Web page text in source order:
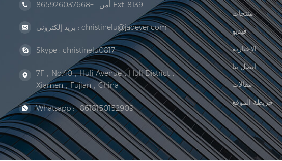
أمن : +865926037668 Ext. 8139
بريد إلكتروني : christinelu@jadever.com
Skype : christinelu0817
7F，No.40，Huli Avenue，Huli District，
Xiamen，Fujian，China
Whatsapp :+8618150152909
منتجات
فيديو
الإخبارية
اتصل بنا
مقالات
خريطة الموقع